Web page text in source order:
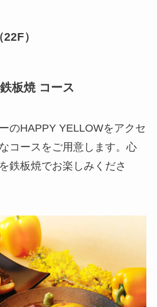
）
板焼 コース
のHAPPY YELLOWをアクセ
コースをご用意します。心
鉄板焼でお楽しみくださ